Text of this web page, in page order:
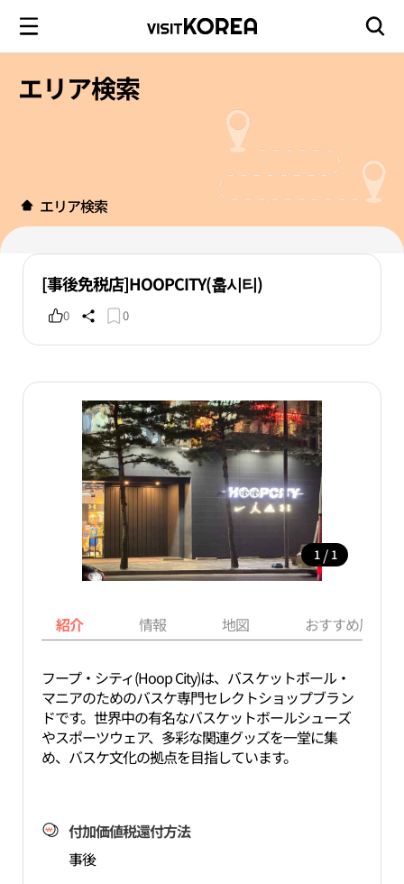
エリア検索
エリア検索
[事後免税店]HOOPCITY(훕시티)
0 0
1 / 1
紹介 情報 地図 おすすめ周辺
フープ・シティ(Hoop City)は、バスケットボール・
マニアのためのバスケ専門セレクトショップブラン
ドです。世界中の有名なバスケットボールシューズ
やスポーツウェア、多彩な関連グッズを一堂に集
め、バスケ文化の拠点を目指しています。
付加価値税還付方法
事後